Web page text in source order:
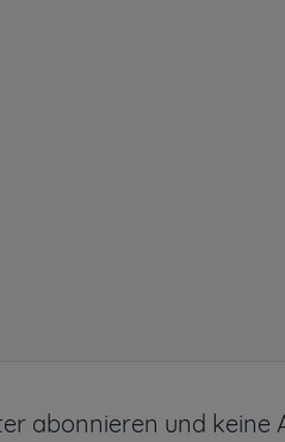
abonnieren und keine